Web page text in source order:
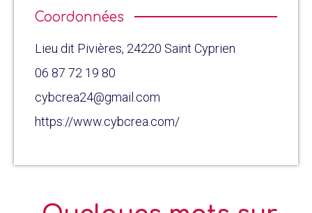
Coordonnées
Lieu dit Pivières, 24220 Saint Cyprien
06 87 72 19 80
cybcrea24@gmail.com
https://www.cybcrea.com/